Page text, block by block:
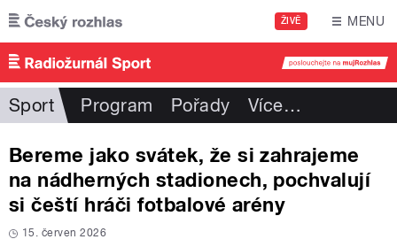
Přejít k hlavnímu obsahu
ŽIVĚ MENU
Sport Program Pořady Více…
Bereme jako svátek, že si zahrajeme
na nádherných stadionech, pochvalují
si čeští hráči fotbalové arény
15. červen 2026